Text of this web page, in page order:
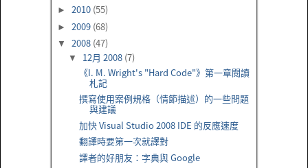
► 2010 (55)
► 2009 (68)
▼ 2008 (47)
▼ 12月 2008 (7)
《I. M. Wright's "Hard Code"》第一章閱讀
札記
撰寫使用案例規格（情節描述）的一些問題
與建議
加快 Visual Studio 2008 IDE 的反應速度
翻譯時要第一次就譯對
譯者的好朋友：字典與 Google